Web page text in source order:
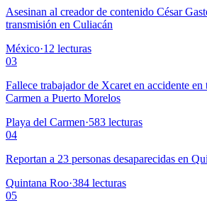
Asesinan al creador de contenido César
transmisión en Culiacán
México·12 lecturas
03
Fallece trabajador de Xcaret en accidente en
Carmen a Puerto Morelos
Playa del Carmen·583 lecturas
04
Reportan a 23 personas desaparecidas en
Quintana Roo·384 lecturas
05